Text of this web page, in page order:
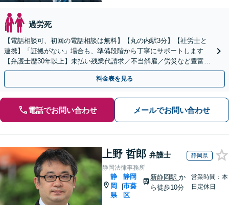
過労死
【電話相談可、初回の電話相談は無料】【丸の内駅3分】【社労士と
連携】「証拠がない」場合も、準備段階から丁寧にサポートします
【弁護士歴30年以上】未払い残業代請求／不当解雇／労災など豊富な
実績あり！労使双方の対応可能です【夜間休日対応】
料金表を見る
電話でお問い合わせ メールでお問い合わせ
上野 哲郎 弁護士 静岡県
静岡法律事務所
静
岡
県
|
静岡
市葵
区
新静岡駅か
ら徒歩10分
営業時間：本
日定休日